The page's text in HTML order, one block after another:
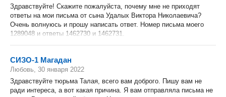
Постановление, о чём Постановление не сообщили. Просто
сбрасывают. На сегодняшний день 21.11.2022 год полностью
отсутствуют какие-либо пояснения. Что происходит? Жив и
здоров ли мой супруг? Со стороны администрации ИК 3 г
Прошу Вас разобраться в сложившейся ситуации, по какой
причине мой супруг не выходит на связь? С уважением
Жанабаева Сауле Жумагельдиновна
Здравствуйте! Скажите пожалуйста, почему мне не приходят
ответы на мои письма от сына Удалых Виктора Николаевича?
Очень волнуюсь и прошу написать ответ. Номер письма моего
1289048 и ответы 1462730 и 1462731.
СИЗО-1 Магадан
Любовь, 30 января 2022
Здравствуйте тюрьма Талая, всего вам доброго. Пишу вам не
ради интереса, а вот какая причина. Я вам отправляла письма не